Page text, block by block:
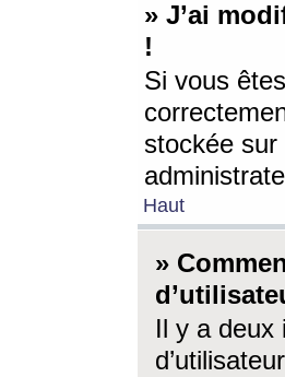
» J’ai
!
Si vous
stockée sur
Haut
»
Il y a deux